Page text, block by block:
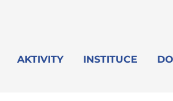
AKTIVITY INSTITUCE